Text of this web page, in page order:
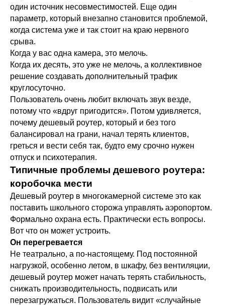
один источник несовместимостей. Еще один
параметр, который внезапно становится проблемой,
когда система уже и так стоит на краю нервного
срыва.
Когда у вас одна камера, это мелочь.
Когда их десять, это уже не мелочь, а коллективное
решение создавать дополнительный трафик
круглосуточно.
Пользователь очень любит включать звук везде,
потому что «вдруг пригодится». Потом удивляется,
почему дешевый роутер, который и без того
балансировал на грани, начал терять клиентов,
греться и вести себя так, будто ему срочно нужен
отпуск и психотерапия.
Типичные проблемы дешевого роутера:
коробочка мести
Дешевый роутер в многокамерной системе это как
поставить школьного сторожа управлять аэропортом.
Формально охрана есть. Практически есть вопросы.
Вот что он может устроить.
Он перегревается
Не театрально, а по-настоящему. Под постоянной
нагрузкой, особенно летом, в шкафу, без вентиляции,
дешевый роутер может начать терять стабильность,
снижать производительность, подвисать или
перезагружаться. Пользователь видит «случайные